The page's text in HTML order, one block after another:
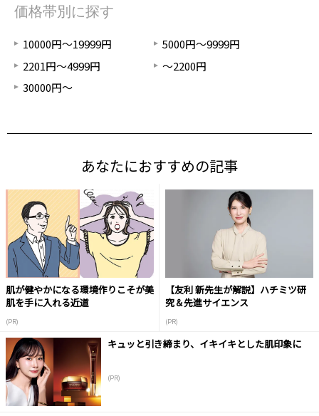
価格帯別に探す
10000円～19999円
5000円～9999円
2201円～4999円
～2200円
30000円～
あなたにおすすめの記事
肌が健やかになる環境作りこそが美
肌を手に入れる近道
(PR)
【友利 新先生が解説】ハチミツ研
究＆先進サイエンス
(PR)
キュッと引き締まり、イキイキとした肌印象に
(PR)